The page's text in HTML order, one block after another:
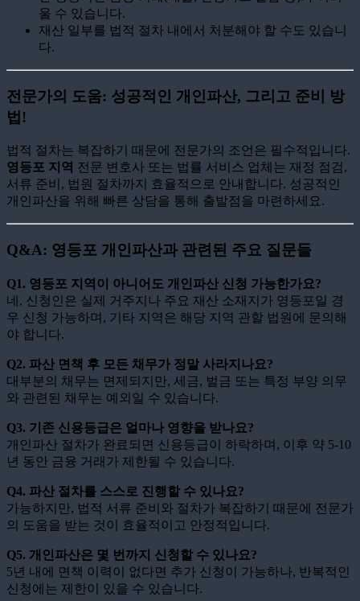
울 수 있습니다.
재산 일부를 법적 절차 내에서 처분해야 할 수도 있습니
다.
전문가의 도움: 성공적인 개인파산, 그리고 준비 방
법!
법적 절차는 복잡하기 때문에 전문가의 조언은 필수적입니다.
영등포 지역 전문 변호사 또는 법률 서비스 업체는 재정 점검,
서류 준비, 법원 절차까지 효율적으로 안내합니다. 성공적인
개인파산을 위해 빠른 상담을 통해 출발점을 마련하세요.
Q&A: 영등포 개인파산과 관련된 주요 질문들
Q1. 영등포 지역이 아니어도 개인파산 신청 가능한가요?
네, 신청인은 실제 거주지나 주요 재산 소재지가 영등포일 경
우 신청 가능하며, 기타 지역은 해당 지역 관할 법원에 문의해
야 합니다.
Q2. 파산 면책 후 모든 채무가 정말 사라지나요?
대부분의 채무는 면제되지만, 세금, 벌금 또는 특정 부양 의무
와 관련된 채무는 예외일 수 있습니다.
Q3. 기존 신용등급은 얼마나 영향을 받나요?
개인파산 절차가 완료되면 신용등급이 하락하며, 이후 약 5-10
년 동안 금융 거래가 제한될 수 있습니다.
Q4. 파산 절차를 스스로 진행할 수 있나요?
가능하지만, 법적 서류 준비와 절차가 복잡하기 때문에 전문가
의 도움을 받는 것이 효율적이고 안정적입니다.
Q5. 개인파산은 몇 번까지 신청할 수 있나요?
5년 내에 면책 이력이 없다면 추가 신청이 가능하나, 반복적인
신청에는 제한이 있을 수 있습니다.